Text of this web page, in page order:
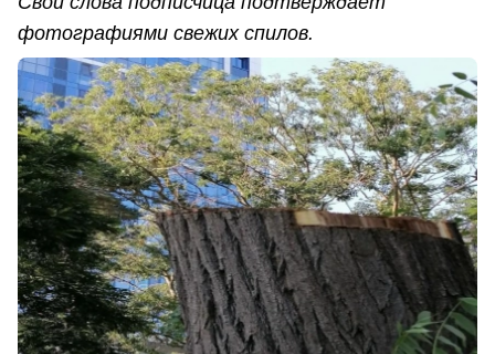
фотографиями свежих спилов.